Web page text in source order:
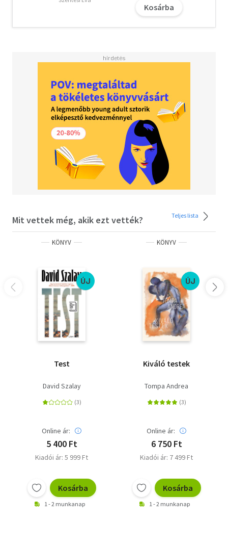
hogy valójában nem is a közeli vasútállomásról, hanem a
házmester, a viciné, a tróger, a Józsikám, az Elek vagy a
Az Elemér utcát azóta átnevezték. Már nem jár ott sem
söröskocsi, sem szódás, sem jeges, sem a 46-os sárga
villamos. Nincs se lócitrom, se kintornás. Ma más zenére,
más tempóban élünk.
És ma már könnyen rámondjuk, hogy szép volt. Tíz perc az
nagy idő, hatvan - vagy hetven - év még nagyobb, Elemér...
Kosárba
Mit vettek még, akik ezt vették? Teljes lista
KÖNYV
ÚJ
Test
David Szalay
Online ár:
5 400 Ft
Kiadói ár: 5 999 Ft
Kosárba
1 - 2 munkanap
KÖNYV
ÚJ
Kiváló testek
Tompa Andrea
Online ár:
6 750 Ft
Kiadói ár: 7 499 Ft
Kosárba
1 - 2 munkanap